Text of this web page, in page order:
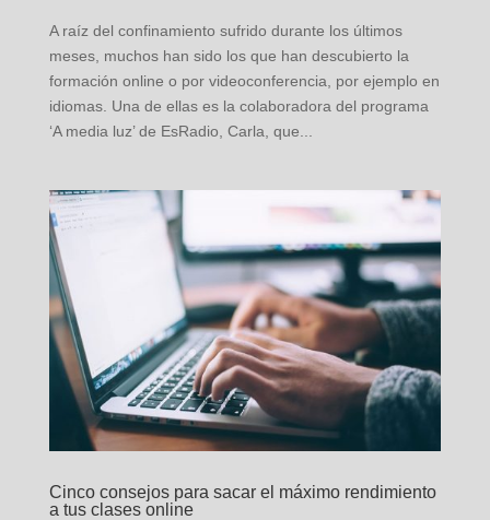
A raíz del confinamiento sufrido durante los últimos
meses, muchos han sido los que han descubierto la
formación online o por videoconferencia, por ejemplo en
idiomas. Una de ellas es la colaboradora del programa
‘A media luz’ de EsRadio, Carla, que...
Cinco consejos para sacar el máximo rendimiento
a tus clases online